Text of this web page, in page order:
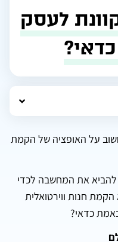
לעסק
על האופציה של הקמת
את המחשבה לכדי
הקמת חנות ווירטואלית
כדאי?